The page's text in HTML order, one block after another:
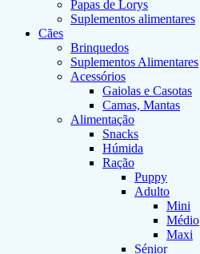
Papas de Lorys
Suplementos alimentares
Cães
Brinquedos
Suplementos Alimentares
Acessórios
Gaiolas e Casotas
Camas, Mantas
Alimentação
Snacks
Húmida
Ração
Puppy
Adulto
Mini
Médio
Maxi
Sénior